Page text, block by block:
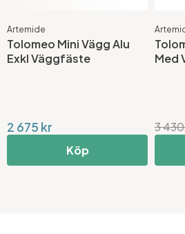
Artemide
Tolomeo Mini Vägg Alu
Exkl Väggfäste
2 675 kr
Köp
Med
3